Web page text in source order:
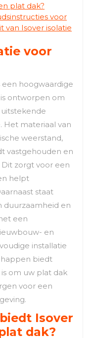
plat dak?
voor
van Isover isolatie
voor
een hoogwaardige
ontworpen om
Het materiaal van
weerstand,
vastgehouden en
zorgt voor een
helpt
staat
duurzaamheid en
een
en
installatie
biedt
om uw plat dak
voor een
Isover
dak?